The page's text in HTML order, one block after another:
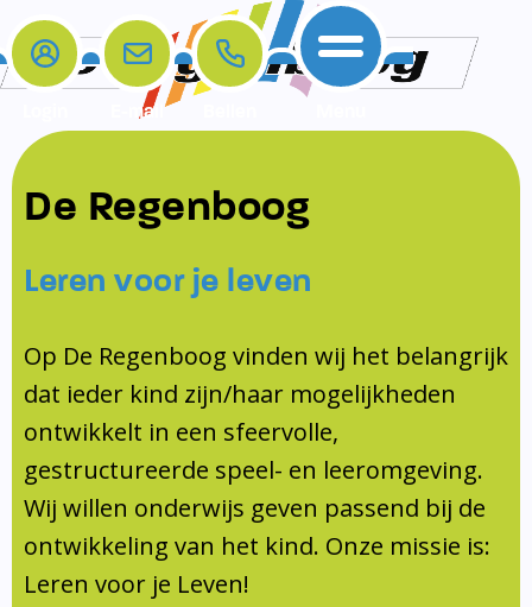
Home
De school
Opleiding en Stage
KomKids
Schoolvakanties
Ouderraad
Medezeggenschapsraad
Documentatie
Formulieren
Ouders
Ouders
Contact
Contact
Contact
Samenwerkingen
Samenwerkingen
Schoollogopedist
E-mail
De Regenboog
Leren voor je leven
Op De Regenboog vinden wij het belangrijk
dat ieder kind zijn/haar mogelijkheden
ontwikkelt in een sfeervolle,
gestructureerde speel- en leeromgeving.
Wij willen onderwijs geven passend bij de
ontwikkeling van het kind. Onze missie is:
Leren voor je Leven!